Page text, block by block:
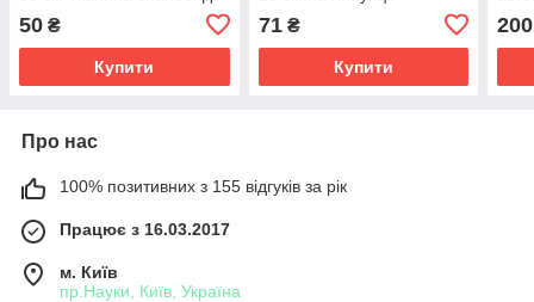
50 ₴
Купити
71₴
Купити
200
Про нас
100% позитивних з 155 відгуків за рік
Працює з 16.03.2017
м. Київ
пр.Науки, Київ, Україна